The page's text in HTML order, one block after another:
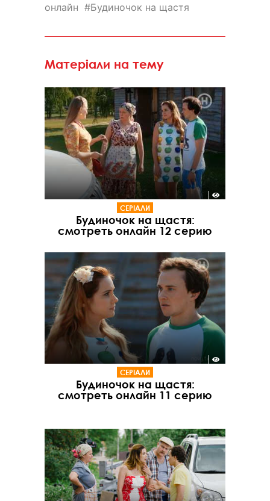
онлайн
Будиночок на щастя
Матеріали на тему
СЕРІАЛИ
Будиночок на щастя:
смотреть онлайн 12 серию
СЕРІАЛИ
Будиночок на щастя:
смотреть онлайн 11 серию